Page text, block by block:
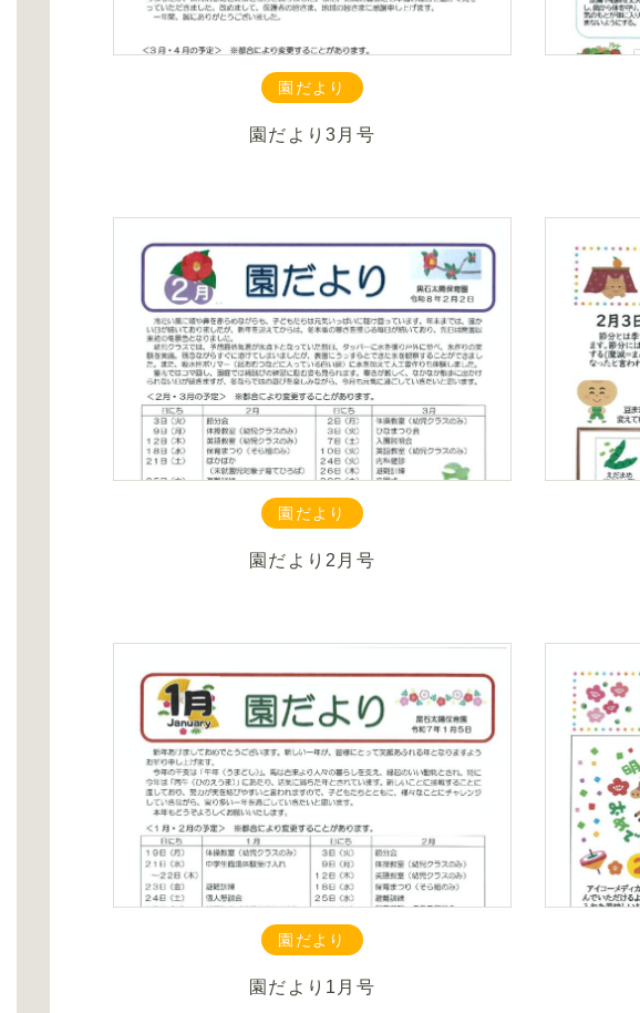
園だより
園だより3月号
園だより
園だより2月号
園だより
園だより1月号